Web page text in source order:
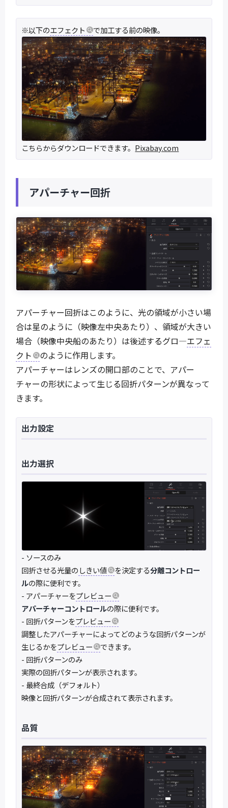
※以下のエフェクト で加工する前の映像。
こちらからダウンロードできます。 Pixabay.com
アパーチャー回折
アパーチャー回折はこのように、光の領域が小さい場
合は星のように（映像左中央あたり）、領域が大きい
場合（映像中央船のあたり）は後述するグロ―エフェ
クト
のように作用します。
アパーチャーはレンズの開口部のことで、アパー
チャーの形状によって生じる回折パターンが異なって
きます。
出力設定
出力選択
- ソースのみ
回折させる光量のしきい値 を決定する分離コントロー
ルの際に便利です。
- アパーチャーをプレビュー
アパーチャーコントロールの際に便利です。
- 回折パターンをプレビュー
調整したアパーチャーによってどのような回折パターンが
生じるかをプレビュー
できます。
- 回折パターンのみ
実際の回折パターンが表示されます。
- 最終合成（デフォルト）
映像と回折パターンが合成されて表示されます。
品質